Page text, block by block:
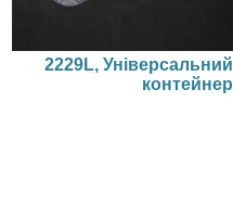
2229L, Універсальний
контейнер